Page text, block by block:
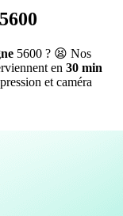
5600 ? 😫 Nos
en 30 min
et caméra